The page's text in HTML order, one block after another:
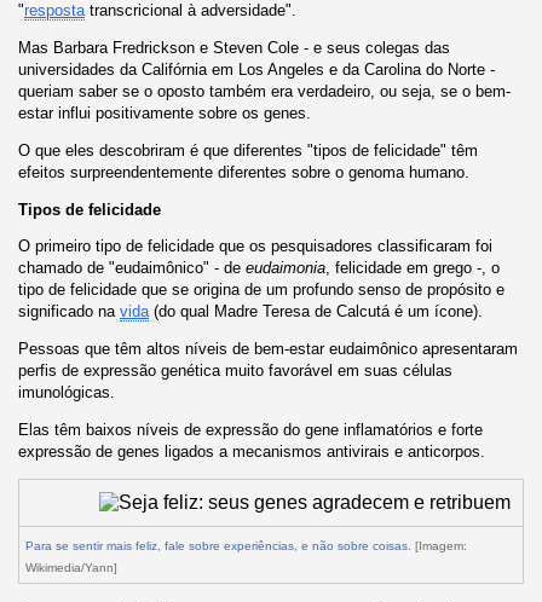
"respostatranscricional à adversidade".
Mas Barbara Fredrickson e Steven Cole - e seus colegas das
universidades da Califórnia em Los Angeles e da Carolina do Norte -
queriam saber se o oposto também era verdadeiro, ou seja, se o bem-
estar influi positivamente sobre os genes.
O que eles descobriram é que diferentes "tipos de felicidade" têm
efeitos surpreendentemente diferentes sobre o genoma humano.
Tipos de felicidade
O primeiro tipo de felicidade que os pesquisadores classificaram foi
chamado de "eudaimônico" - de eudaimonia, felicidade em grego -, o
tipo de felicidade que se origina de um profundo senso de propósito e
significado na vida(do qual Madre Teresa de Calcutá é um ícone).
Pessoas que têm altos níveis de bem-estar eudaimônico apresentaram
perfis de expressão genética muito favorável em suas células
imunológicas.
Elas têm baixos níveis de expressão do gene inflamatórios e forte
expressão de genes ligados a mecanismos antivirais e anticorpos.
Para se sentir mais feliz, fale sobre experiências, e não sobre coisas . [Imagem:
Wikimedia/Yann]